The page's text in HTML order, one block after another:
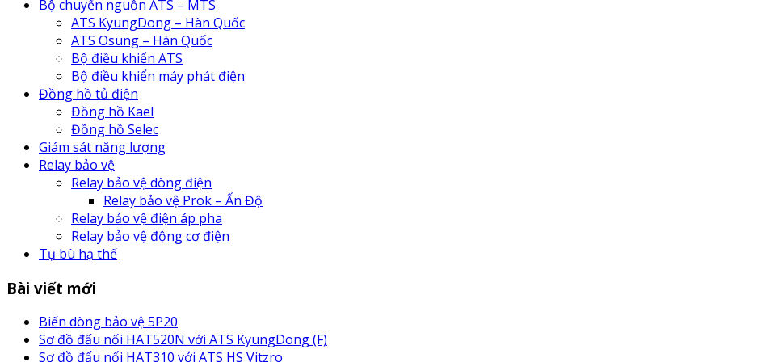
Bộ chuyển nguồn ATS – MTS
ATS KyungDong – Hàn Quốc
ATS Osung – Hàn Quốc
Bộ điều khiển ATS
Bộ điều khiển máy phát điện
Đồng hồ tủ điện
Đồng hồ Kael
Đồng hồ Selec
Giám sát năng lượng
Relay bảo vệ
Relay bảo vệ dòng điện
Relay bảo vệ Prok – Ấn Độ
Relay bảo vệ điện áp pha
Relay bảo vệ động cơ điện
Tụ bù hạ thế
Bài viết mới
Biến dòng bảo vệ 5P20
Sơ đồ đấu nối HAT520N với ATS KyungDong (F)
Sơ đồ đấu nối HAT310 với ATS HS Vitzro